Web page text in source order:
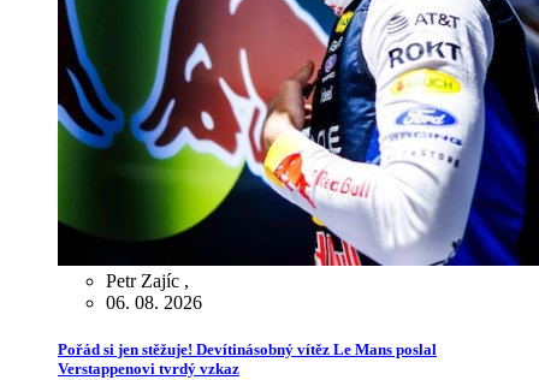
Petr Zajíc ,
06. 08. 2026
Pořád si jen stěžuje! Devítinásobný vítěz Le Mans poslal
Verstappenovi tvrdý vzkaz